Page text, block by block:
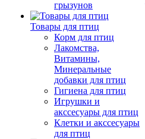
грызунов
Товары для птиц
Корм для птиц
Лакомства,
Витамины,
Минеральные
добавки для птиц
Гигиена для птиц
Игрушки и
акссесуары для птиц
Клетки и акссесуары
для птиц